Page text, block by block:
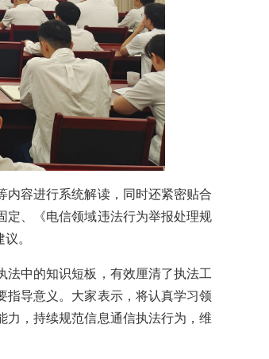
内容进行系统解读，同时还紧密贴合
定、《电信领域违法行为举报处理规
。
法中的知识短板，有效厘清了执法工
指导意义。大家表示，将认真学习领
力，持续规范信息通信执法行为，维